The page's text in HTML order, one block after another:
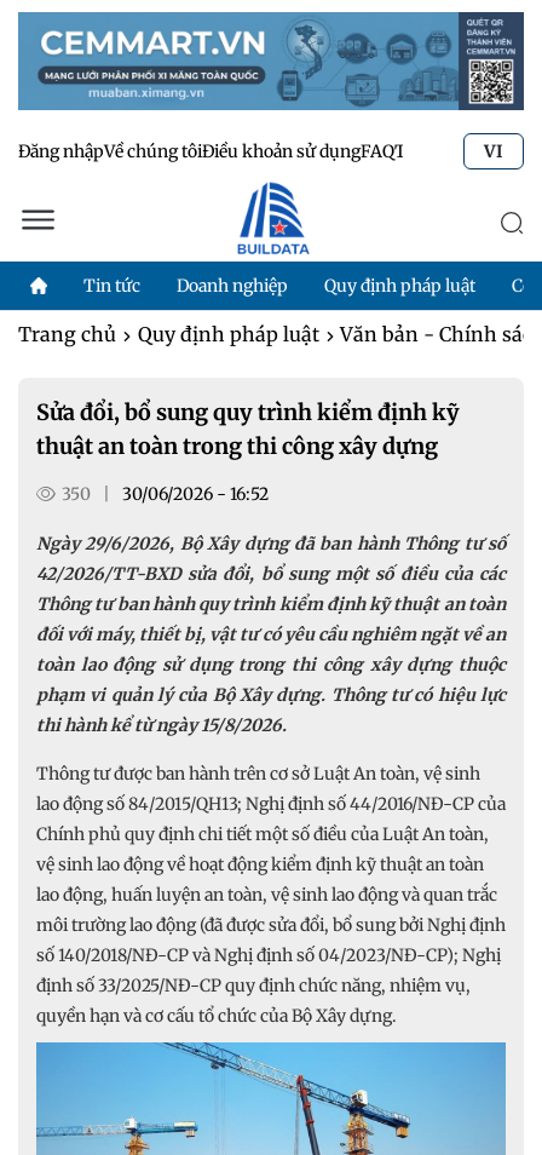
Đăng nhậpVề chúng tôiĐiều khoản sử dụngFAQTư vấn kỹ thuật
VI
Tin tức Doanh nghiệp Quy định pháp luật
Trang chủ Quy định pháp luật Văn bản - Chính
Sửa đổi, bổ sung quy trình kiểm định kỹ
thuật an toàn trong thi công xây dựng
350 30/06/2026 - 16:52
Ngày 29/6/2026, Bộ Xây dựng đã ban hành Thông tư số
42/2026/TT-BXD sửa đổi, bổ sung một số điều của các
Thông tư ban hành quy trình kiểm định kỹ thuật an toàn
đối với máy, thiết bị, vật tư có yêu cầu nghiêm ngặt về an
toàn lao động sử dụng trong thi công xây dựng thuộc
phạm vi quản lý của Bộ Xây dựng. Thông tư có hiệu lực
thi hành kể từ ngày 15/8/2026.
Thông tư được ban hành trên cơ sở Luật An toàn, vệ sinh
lao động số 84/2015/QH13; Nghị định số 44/2016/NĐ-CP của
Chính phủ quy định chi tiết một số điều của Luật An toàn,
vệ sinh lao động về hoạt động kiểm định kỹ thuật an toàn
lao động, huấn luyện an toàn, vệ sinh lao động và quan trắc
môi trường lao động (đã được sửa đổi, bổ sung bởi Nghị định
số 140/2018/NĐ-CP và Nghị định số 04/2023/NĐ-CP); Nghị
định số 33/2025/NĐ-CP quy định chức năng, nhiệm vụ,
quyền hạn và cơ cấu tổ chức của Bộ Xây dựng.